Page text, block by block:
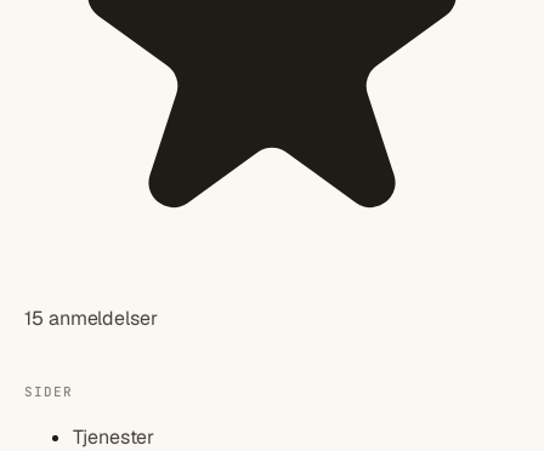
15 anmeldelser
SIDER
Tjenester